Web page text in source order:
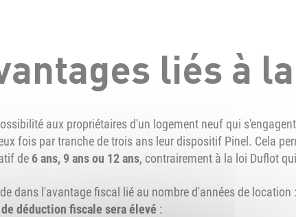
liés à
aux propriétaires d'un logement neuf qui
fois par tranche de trois ans leur dispositif Pinel. Cela
de 6 ans, 9 ans ou 12 ans, contrairement à la loi Duflot
dans l'avantage fiscal lié au nombre d'années de location :
déduction fiscale sera élevé :